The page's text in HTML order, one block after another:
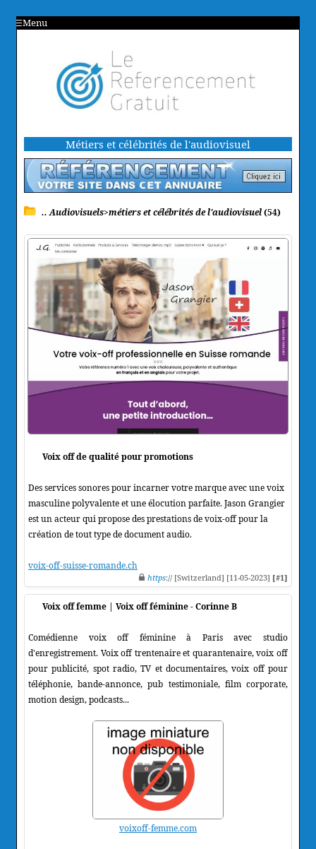
Menu
Métiers et célébrités de l'audiovisuel
.. Audiovisuels>métiers et célébrités de l'audiovisuel(54)
Voix off de qualité pour promotions
Des services sonores pour incarner votre marque avec une voix
masculine polyvalente et une élocution parfaite. Jason Grangier
est un acteur qui propose des prestations de voix-off pour la
création de tout type de document audio.
voix-off-suisse-romande.ch
https:// [Switzerland] [11-05-2023] [#1]
Voix off femme | Voix off féminine - Corinne B
Comédienne voix off féminine à Paris avec studio
d'enregistrement. Voix off trentenaire et quarantenaire, voix off
pour publicité, spot radio, TV et documentaires, voix off pour
téléphonie, bande-annonce, pub testimoniale, film corporate,
motion design, podcasts...
voixoff-femme.com